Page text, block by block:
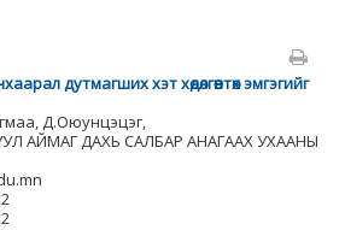
дутмагших хэт хөдөлгөөнтөх эмгэгийг
Д.Оюунцэцэг,
АЙМАГ ДАХЬ САЛБАР АНАГААХ УХААНЫ